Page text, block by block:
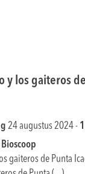
y los gaiteros
24 augustus 2024 -
gaiteros de Punta